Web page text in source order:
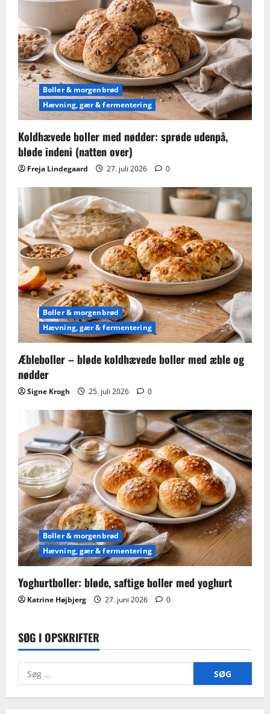
Boller & morgenbrød
Hævning, gær & fermentering
Koldhævede boller med nødder: sprøde udenpå,
bløde indeni (natten over)
Freja Lindegaard 27. juli 2026 0
Boller & morgenbrød
Hævning, gær & fermentering
Æbleboller – bløde koldhævede boller med æble og
nødder
Signe Krogh 25. juli 2026 0
Boller & morgenbrød
Hævning, gær & fermentering
Yoghurtboller: bløde, saftige boller med yoghurt
Katrine Højbjerg 27. juni 2026 0
SØG I OPSKRIFTER
Søg
efter: